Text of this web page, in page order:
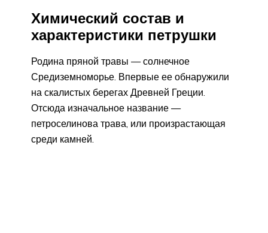
Химический состав и
характеристики петрушки
Родина пряной травы — солнечное
Средиземноморье. Впервые ее обнаружили
на скалистых берегах Древней Греции.
Отсюда изначальное название —
петроселинова трава, или произрастающая
среди камней.